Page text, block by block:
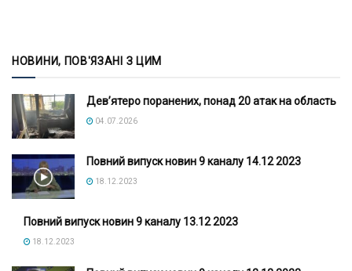
НОВИНИ, ПОВ'ЯЗАНІ З ЦИМ
Дев’ятеро поранених, понад 20 атак на область
04.07.2026
Повний випуск новин 9 каналу 14.12 2023
18.12.2023
Повний випуск новин 9 каналу 13.12 2023
18.12.2023